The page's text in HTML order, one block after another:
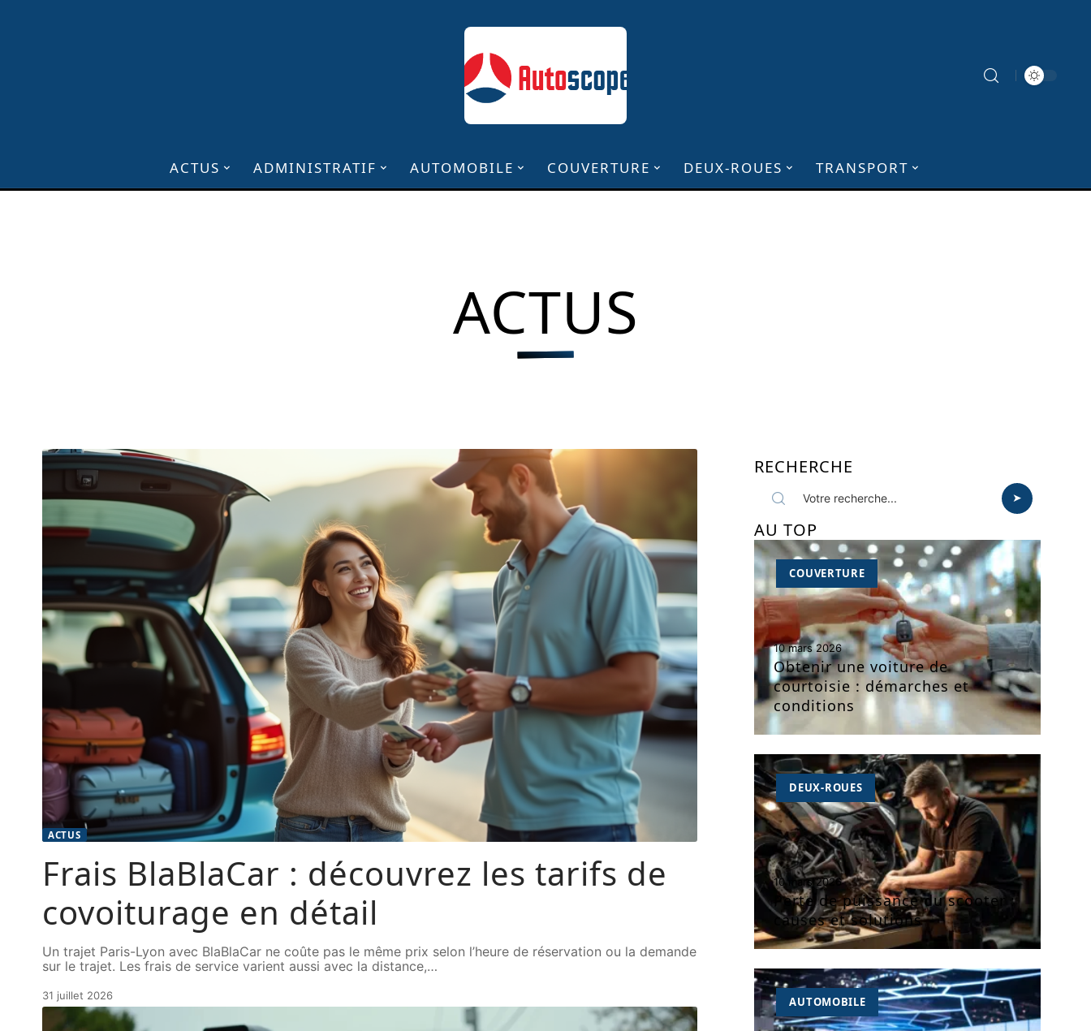
ACTUS ADMINISTRATIF AUTOMOBILE COUVERTURE DEUX-ROUES TRANSPORT
ACTUS
ACTUS
Frais BlaBlaCar : découvrez les tarifs de
covoiturage en détail
Un trajet Paris-Lyon avec BlaBlaCar ne coûte pas le même prix selon l’heure de réservation ou la demande
sur le trajet. Les frais de service varient aussi avec la distance,…
31 juillet 2026
RECHERCHE
AU TOP
COUVERTURE
10 mars 2026
Obtenir une voiture de
courtoisie : démarches et
conditions
DEUX-ROUES
10 mars 2026
Perte de puissance du scooter :
causes et solutions
AUTOMOBILE